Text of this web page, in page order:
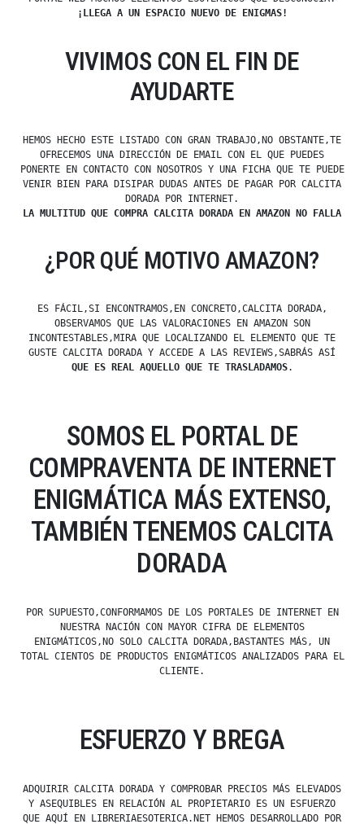
¡LLEGA A UN ESPACIO NUEVO DE ENIGMAS!
VIVIMOS CON EL FIN DE
AYUDARTE
HEMOS HECHO ESTE LISTADO CON GRAN TRABAJO,NO OBSTANTE,TE
OFRECEMOS UNA DIRECCIÓN DE EMAIL CON EL QUE PUEDES
PONERTE EN CONTACTO CON NOSOTROS Y UNA FICHA QUE TE PUEDE
VENIR BIEN PARA DISIPAR DUDAS ANTES DE PAGAR POR CALCITA
DORADA POR INTERNET.
LA MULTITUD QUE COMPRA CALCITA DORADA EN AMAZON NO FALLA
¿POR QUÉ MOTIVO AMAZON?
ES FÁCIL,SI ENCONTRAMOS,EN CONCRETO,CALCITA DORADA,
OBSERVAMOS QUE LAS VALORACIONES EN AMAZON SON
INCONTESTABLES,MIRA QUE LOCALIZANDO EL ELEMENTO QUE TE
GUSTE CALCITA DORADA Y ACCEDE A LAS REVIEWS,SABRÁS ASÍ
QUE ES REAL AQUELLO QUE TE TRASLADAMOS.
SOMOS EL PORTAL DE
COMPRAVENTA DE INTERNET
ENIGMÁTICA MÁS EXTENSO,
TAMBIÉN TENEMOS CALCITA
DORADA
POR SUPUESTO,CONFORMAMOS DE LOS PORTALES DE INTERNET EN
NUESTRA NACIÓN CON MAYOR CIFRA DE ELEMENTOS
ENIGMÁTICOS,NO SOLO CALCITA DORADA,BASTANTES MÁS, UN
TOTAL CIENTOS DE PRODUCTOS ENIGMÁTICOS ANALIZADOS PARA EL
CLIENTE.
ESFUERZO Y BREGA
ADQUIRIR CALCITA DORADA Y COMPROBAR PRECIOS MÁS ELEVADOS
Y ASEQUIBLES EN RELACIÓN AL PROPIETARIO ES UN ESFUERZO
QUE AQUÍ EN LIBRERIAESOTERICA.NET HEMOS DESARROLLADO POR